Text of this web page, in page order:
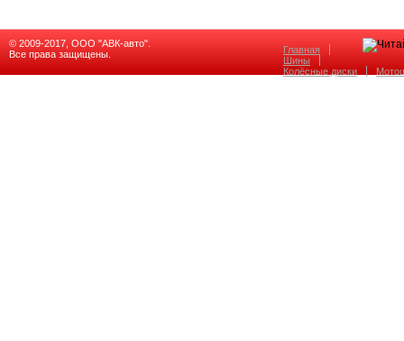
© 2009-2017, ООО "АВК-авто".
Все права защищены.
Главная
Шины
Колёсные диски